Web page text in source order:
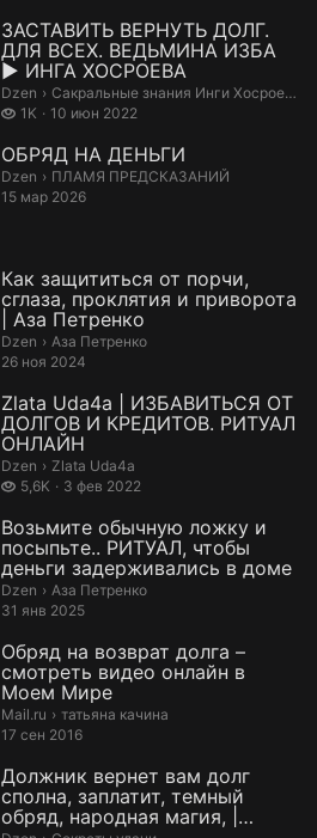
ЗАСТАВИТЬ ВЕРНУТЬ ДОЛГ.
ДЛЯ ВСЕХ. ВЕДЬМИНА ИЗБА
▶ ИНГА ХОСРОЕВА
Dzen › Сакральные знания Инги Хосроевой.
Сакральные знания Инги Хосроевой
1K
1 тысяч просмотров
10 июн 2022
ОБРЯД НА ДЕНЬГИ
Dzen › ПЛАМЯ ПРЕДСКАЗАНИЙ.
ПЛАМЯ ПРЕДСКАЗАНИЙ
15 мар 2026
Как защититься от порчи,
сглаза, проклятия и приворота
| Аза Петренко
Dzen › Аза Петренко.
Аза Петренко
26 ноя 2024
Zlata Uda4a | ИЗБАВИТЬСЯ ОТ
ДОЛГОВ И КРЕДИТОВ. РИТУАЛ
ОНЛАЙН
Dzen › Zlata Uda4a.
Zlata Uda4a
5,6K
5,6 тысяч просмотров
3 фев 2022
Возьмите обычную ложку и
посыпьте.. РИТУАЛ, чтобы
деньги задерживались в доме
Dzen › Аза Петренко.
Аза Петренко
31 янв 2025
Обряд на возврат долга –
смотреть видео онлайн в
Моем Мире
Mail.ru › татьяна качина.
татьяна качина
17 сен 2016
Должник вернет вам долг
сполна, заплатит, темный
обряд, народная магия, |